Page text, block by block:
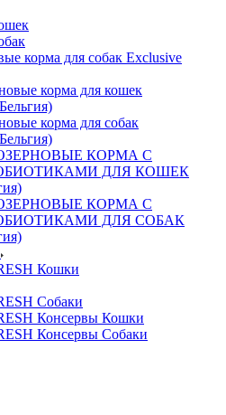
корма для собак Exclusive
корма для кошек
корма для собак
КОРМА С
ДЛЯ КОШЕК
КОРМА С
ДЛЯ СОБАК
Кошки
Собаки
Консервы Кошки
Консервы Собаки